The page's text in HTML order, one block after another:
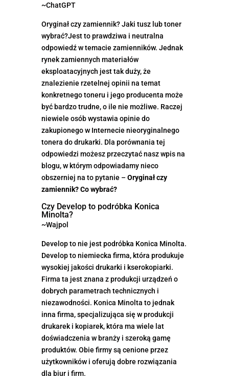
~ChatGPT
Oryginał czy zamiennik? Jaki tusz lub toner
wybrać?Jest to prawdziwa i neutralna
odpowiedź w temacie zamienników. Jednak
rynek zamiennych materiałów
eksploatacyjnych jest tak duży, że
znalezienie rzetelnej opinii na temat
konkretnego toneru i jego producenta może
być bardzo trudne, o ile nie możliwe. Raczej
niewiele osób wystawia opinie do
zakupionego w Internecie nieoryginalnego
tonera do drukarki. Dla porównania tej
odpowiedzi możesz przeczytać nasz wpis na
blogu, w którym odpowiadamy nieco
obszerniej na to pytanie – Oryginał czy
zamiennik? Co wybrać?
Czy Develop to podróbka Konica
Minolta?
~Wajpol
Develop to nie jest podróbka Konica Minolta.
Develop to niemiecka firma, która produkuje
wysokiej jakości drukarki i kserokopiarki.
Firma ta jest znana z produkcji urządzeń o
dobrych parametrach technicznych i
niezawodności. Konica Minolta to jednak
inna firma, specjalizująca się w produkcji
drukarek i kopiarek, która ma wiele lat
doświadczenia w branży i szeroką gamę
produktów. Obie firmy są cenione przez
użytkowników i oferują dobre rozwiązania
dla biur i firm.